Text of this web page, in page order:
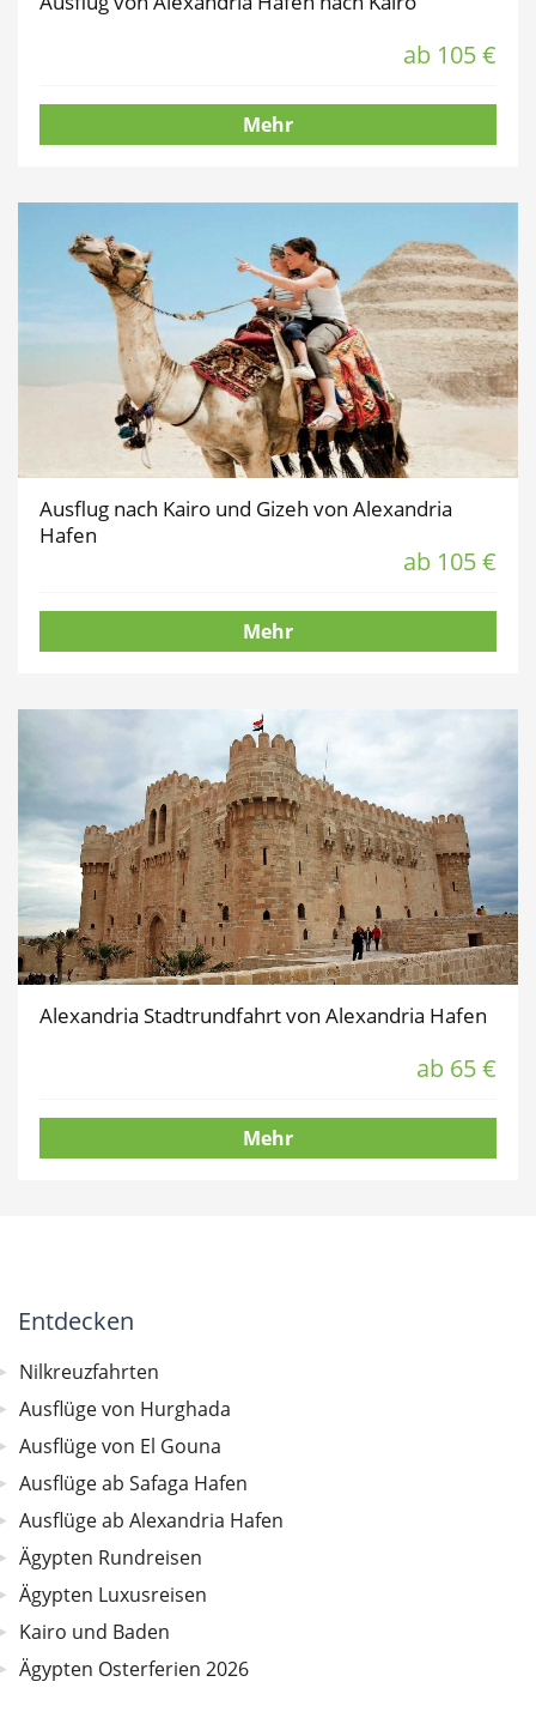
ab 105 €
Mehr
Ausflug nach Kairo und Gizeh von Alexandria
Hafen
ab 105 €
Mehr
Alexandria Stadtrundfahrt von Alexandria Hafen
ab 65 €
Mehr
Entdecken
Nilkreuzfahrten
Ausflüge von Hurghada
Ausflüge von El Gouna
Ausflüge ab Safaga Hafen
Ausflüge ab Alexandria Hafen
Ägypten Rundreisen
Ägypten Luxusreisen
Kairo und Baden
Ägypten Osterferien 2026